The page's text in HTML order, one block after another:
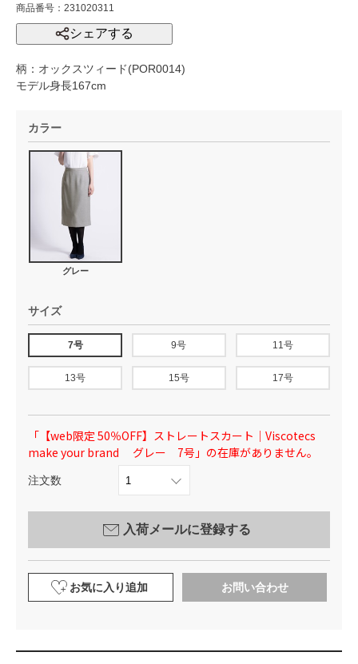
商品番号：231020311
シェアする
柄：オックスツィード(POR0014)
モデル身長167cm
カラー
グレー
サイズ
7号 9号 11号
13号 15号 17号
「【web限定 50％OFF】ストレートスカート｜Viscotecs
make your brand グレー 7号」の在庫がありません。
注文数
入荷メールに登録する
お気に入り追加 お問い合わせ